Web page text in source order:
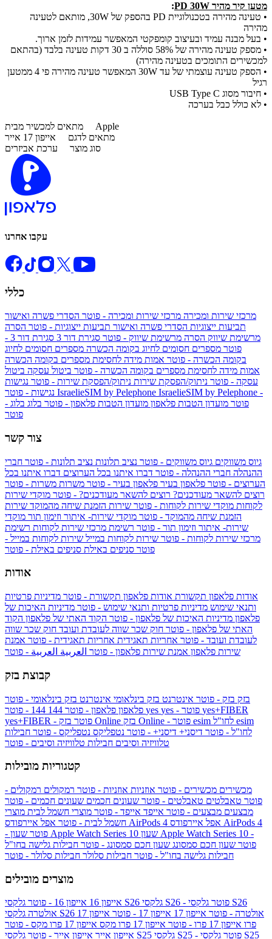
מטען קיר מהיר PD 30W
:
• טעינה מהירה בטכנולוגיית PD בהספק של 30W, מותאם לטעינה
מהירה
• בעל מבנה עמיד ובעיצוב קומפקטי המאפשר עמידות לזמן ארוך.
• מספק טעינה מהירה של 58% סוללה ב 30 דקות טעינה בלבד (בהתאם
למכשירים התומכים בטעינה מהירה)
• הספק טעינה עוצמתי של עד 30W המאפשר טעינה מהירה פי 4 ממטען
רגיל
• חיבור מסוג USB Type C
• לא כולל כבל בערכה
מתאים למכשיר מבית Apple
מתאים לדגם אייפון 17 אייר
סוג מוצר ערכת אביזרים
עקבו אחרנו
כללי
מרכזי שירות ומכירה מרכזי שירות ומכירה - פוטר הסדרי פשרה ואישור
תביעות ייצוגיות הסדרי פשרה ואישור תביעות ייצוגיות - פוטר הסרה
מרשימת שיווק הסרה מרשימת שיווק - פוטר סגירת דור 3
סגירת דור 3 -
פוטר מספרים חסומים לחיוג בקומה הכשרה מספרים חסומים לחיוג
בקומה הכשרה - פוטר אמות מידה לחסימת מספרים בקומה הכשרה
אמות מידה לחסימת מספרים בקומה הכשרה - פוטר ביטול עסקה ביטול
עסקה - פוטר ניתוק/הפסקת שירות ניתוק/הפסקת שירות - פוטר נגישות
IsraelieSIM by Pelephone IsraelieSIM by Pelephone -
פוטר מועדון הטבות פלאפון מועדון הטבות פלאפון - פוטר בלוג בלוג -
פוטר
צור קשר
גיוס משווקים גיוס משווקים - פוטר נציב תלונות נציב תלונות - פוטר חברי
ההנהלה חברי ההנהלה - פוטר דברו איתנו בכל הערוצים דברו איתנו בכל
הערוצים - פוטר פלאפון בעיר פלאפון בעיר - פוטר משרות משרות - פוטר
רוצים להשאר מעודכנים? רוצים להשאר מעודכנים? - פוטר מוקדי שירות
לקוחות מוקדי שירות לקוחות - פוטר שירות הזמנת שיחה מהמוקד שירות
הזמנת שיחה מהמוקד - פוטר מוקדי שירות- איתור וזימון תור מוקדי
שירות- איתור וזימון תור - פוטר רשימת מרכזי שירות לקוחות רשימת
מרכזי שירות לקוחות - פוטר שירות לקוחות במייל שירות לקוחות במייל -
פוטר סניפים באילת סניפים באילת - פוטר
אודות
אודות פלאפון תקשורת אודות פלאפון תקשורת - פוטר מדיניות פרטיות
ותנאי שימוש מדיניות פרטיות ותנאי שימוש - פוטר מדיניות האיכות של
פלאפון מדיניות האיכות של פלאפון - פוטר הקוד האתי של פלאפון הקוד
האתי של פלאפון - פוטר חוק שכר שווה לעובדת ועובד חוק שכר שווה
לעובדת ועובד - פוטר אחריות תאגידית אחריות תאגידית - פוטר אמנת
שירות פלאפון אמנת שירות פלאפון - פוטר العربية العربية - פוטר
קבוצת בזק
בזק בזק - פוטר אינטרנט בזק בינלאומי אינטרנט בזק בינלאומי - פוטר
פלאפון פלאפון - פוטר 144 yes
yes+FIBER
yes+FIBER - פוטר בזק Online
esim
לחו"ל - פוטר דיסני+ דיסני+ - פוטר נטפליקס נטפליקס - פוטר חבילות
טלוויזיה וסיבים חבילות טלוויזיה וסיבים - פוטר
קטגוריות מובילות
מכשירים מכשירים - פוטר אוזניות אוזניות - פוטר רמקולים רמקולים -
פוטר טאבלטים טאבלטים - פוטר שעונים חכמים שעונים חכמים - פוטר
מבצעים מבצעים - פוטר אייפד אייפד - פוטר מוצרי חשמל לבית מוצרי
חשמל לבית - פוטר אפל איירפודס AirPods 4 אפל איירפודס AirPods 4
- פוטר שעון Apple Watch Series 10 שעון Apple Watch Series 10 -
פוטר שעון חכם סמסונג שעון חכם סמסונג - פוטר חבילות גלישה בחו"ל
חבילות גלישה בחו"ל - פוטר חבילות סלולר חבילות סלולר - פוטר
מוצרים מובילים
אייפון 16 אייפון 16 - פוטר גלקסי S26 גלקסי S26 - פוטר גלקסי S26
אולטרה
גלקסי S26 אולטרה - פוטר אייפון 17 אייפון 17 - פוטר
אייפון 17
פרו אייפון 17 פרו - פוטר אייפון 17 פרו מקס
אייפון 17 פרו מקס - פוטר
אייפון אייר אייפון אייר - פוטר גלקסי S25 גלקסי S25 - פוטר גלקסי S25